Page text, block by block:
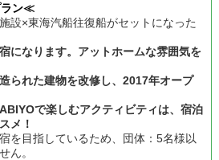
ラン≪
設×東海汽船往復船がセットになった
になります。アットホームな雰囲気を
られた建物を改修し、2017年オープ
で楽しむアクティビティは、宿泊
メ！
を目指しているため、団体：5名様以
ん。